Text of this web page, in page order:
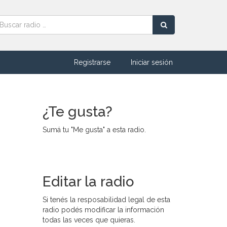
Registrarse Iniciar sesión
¿Te gusta?
Sumá tu "Me gusta" a esta radio.
Editar la radio
Si tenés la resposabilidad legal de esta
radio podés modificar la información
todas las veces que quieras.